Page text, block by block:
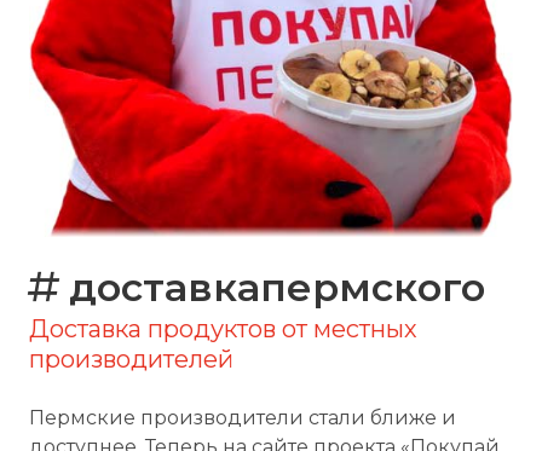
доставкапермского
Доставка продуктов от местных
производителей
Пермские производители стали ближе и